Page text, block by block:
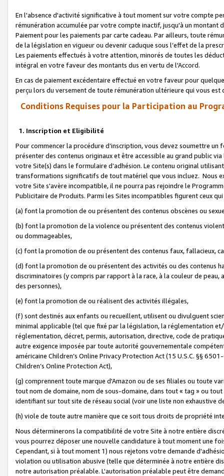
En l'absence d'activité significative à tout moment sur votre compte
rémunération accumulée par votre compte inactif, jusqu'à un montant
Paiement pour les paiements par carte cadeau. Par ailleurs, toute
de la législation en vigueur ou devenir caduque sous l’effet de la
Les paiements effectués à votre attention, minorés de toutes les
intégral en votre faveur des montants dus en vertu de l'Accord.
En cas de paiement excédentaire effectué en votre faveur pour
perçu lors du versement de toute rémunération ultérieure qui vous est
Conditions Requises pour la Participation au
1. Inscription et Eligibilité
Pour commencer la procédure d’inscription, vous devez soumettre
présenter des contenus originaux et être accessible au grand public
votre Site(s) dans le formulaire d’adhésion. Le contenu original
transformations significatifs de tout matériel que vous incluez. Nous
votre Site s'avère incompatible, il ne pourra pas rejoindre le
Publicitaire de Produits. Parmi les Sites incompatibles figurent ceux
(a) font la promotion de ou présentent des contenus obscènes ou
(b) font la promotion de la violence ou présentent des contenus
ou dommageables,
(c) font la promotion de ou présentent des contenus faux, fallacieux,
(d) font la promotion de ou présentent des activités ou des contenus
discriminatoires (y compris par rapport à la race, à la couleur de
des personnes),
(e) font la promotion de ou réalisent des activités illégales,
(f) sont destinés aux enfants ou recueillent, utilisent ou divulguent
minimal applicable (tel que fixé par la législation, la réglementation
réglementation, décret, permis, autorisation, directive, code de
autre exigence imposée par toute autorité gouvernementale
américaine Children’s Online Privacy Protection Act (15 U.S.C. §§
Children’s Online Protection Act),
(g) comprennent toute marque d'Amazon ou de ses filiales ou toute
tout nom de domaine, nom de sous-domaine, dans tout « tag » ou
identifiant sur tout site de réseau social (voir une liste non exhaustive
(h) viole de toute autre manière que ce soit tous droits de propriété
Nous déterminerons la compatibilité de votre Site à notre entière
vous pourrez déposer une nouvelle candidature à tout moment une
Cependant, si à tout moment 1) nous rejetons votre demande
violation ou utilisation abusive (telle que déterminée à notre entière
notre autorisation préalable. L'autorisation préalable peut être